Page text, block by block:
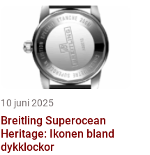
10 juni 2025
Breitling Superocean
Heritage: Ikonen bland
dykklockor